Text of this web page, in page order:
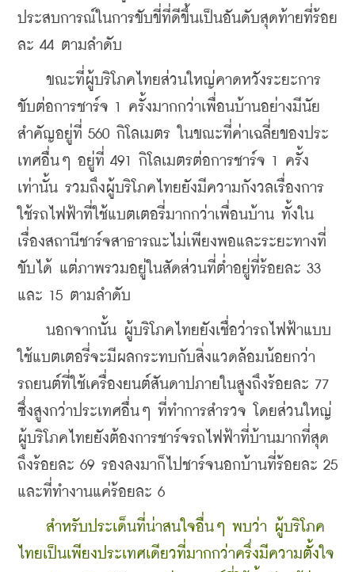
ประสบการณ์ในการขับขี่ที่ดีขึ้นเป็นอันดับสุดท้ายที่ร้อย
ละ 44 ตามลำดับ
ขณะที่ผู้บริโภคไทยส่วนใหญ่คาดหวังระยะการ
ขับต่อการชาร์จ 1 ครั้งมากกว่าเพื่อนบ้านอย่างมีนัย
สำคัญอยู่ที่ 560 กิโลเมตร ในขณะที่ค่าเฉลี่ยของประ
เทศอื่นๆ อยู่ที่ 491 กิโลเมตรต่อการชาร์จ 1 ครั้ง
เท่านั้น รวมถึงผู้บริโภคไทยยังมีความกังวลเรื่องการ
ใช้รถไฟฟ้าที่ใช้แบตเตอรี่มากกว่าเพื่อนบ้าน ทั้งใน
เรื่องสถานีชาร์จสาธารณะไม่เพียงพอและระยะทางที่
ขับได้ แต่ภาพรวมอยู่ในสัดส่วนที่ต่ำอยู่ที่ร้อยละ 33
และ 15 ตามลำดับ
นอกจากนั้น ผู้บริโภคไทยยังเชื่อว่ารถไฟฟ้าแบบ
ใช้แบตเตอรี่จะมีผลกระทบกับสิ่งแวดล้อมน้อยกว่า
รถยนต์ที่ใช้เครื่องยนต์สันดาปภายในสูงถึงร้อยละ 77
ซึ่งสูงกว่าประเทศอื่นๆ ที่ทำการสำรวจ โดยส่วนใหญ่
ผู้บริโภคไทยยังต้องการชาร์จรถไฟฟ้าที่บ้านมากที่สุด
ถึงร้อยละ 69 รองลงมาก็ไปชาร์จนอกบ้านที่ร้อยละ 25
และที่ทำงานแค่ร้อยละ 6
สำหรับประเด็นที่น่าสนใจอื่นๆ พบว่า ผู้บริโภค
ไทยเป็นเพียงประเทศเดียวที่มากกว่าครึ่งมีความตั้งใจ